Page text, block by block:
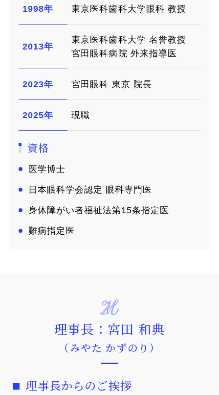
1998年 東京医科歯科大学眼科 教授
2013年
東京医科歯科大学 名誉教授
宮田眼科病院 外来指導医
2023年 宮田眼科 東京 院長
2025年 現職
資格
医学博士
日本眼科学会認定 眼科専門医
身体障がい者福祉法第15条指定医
難病指定医
理事長：宮田 和典
（みやた かずのり）
理事長からのご挨拶